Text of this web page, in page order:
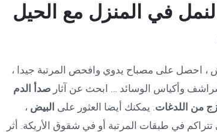
في المنزل مع الحيل
، احصل على مصباح يدوي وافحص المرتبة جيدا ،
وأكياس الوسائد … ابحث عن آثارصدأ الدم
من اللدغات. يمكنك أيضا العثور على البيض ،
تتراكم في طبقات المرتبة أو في شقوق الأريكة. أثر